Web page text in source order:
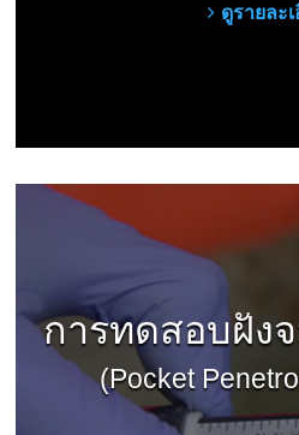
ดูรายละ
การทดสอบฝัง
(Pocket